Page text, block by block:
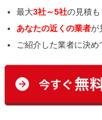
最大3社～5社の見積
あなたの近くの業者が
ご紹介した業者に決め